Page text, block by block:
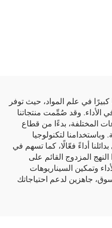
في علم المواد، حيث توفر
الأداء. وقد صُمِّمت منتجاتنا
المختلفة، بدءًا من قطاع
لتكنولوجيا
أداءً فعّالًا، كما تسهم في
المزدوج القائم على
وتمكين السيناريوهات
جاهزين لدعم احتياجاتك